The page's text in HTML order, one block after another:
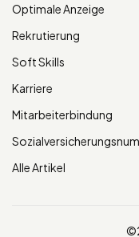
Optimale Anzeige
Rekrutierung
Soft Skills
Karriere
Mitarbeiterbindung
Alle Artikel